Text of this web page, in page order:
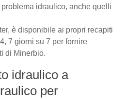
idraulico, anche quelli
è disponibile ai propri recapiti
7 giorni su 7 per fornire
di Minerbio.
idraulico a
per